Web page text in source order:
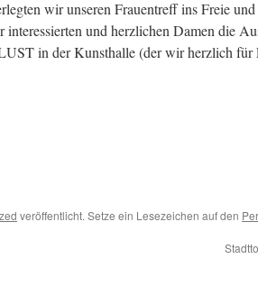
wir unseren Frauentreff ins Freie
interessierten und herzlichen Damen die
in der Kunsthalle (der wir herzlich für
veröffentlicht. Setze ein Lesezeichen auf den